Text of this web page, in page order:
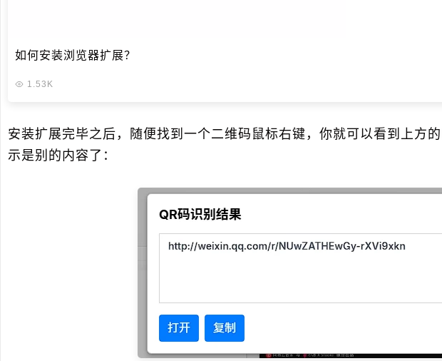
如何安装浏览器扩展？
1.53K
安装扩展完毕之后，随便找到一个二维码鼠标右键，你就可以看到上方
示是别的内容了：